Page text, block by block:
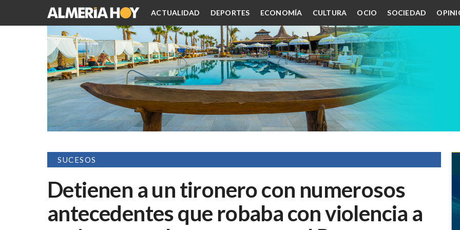
ACTUALIDAD DEPORTES ECONOMÍA CULTURA OCIO SOCIEDAD
SUCESOS
Detienen a un tironero con numerosos
antecedentes que robaba con violencia a